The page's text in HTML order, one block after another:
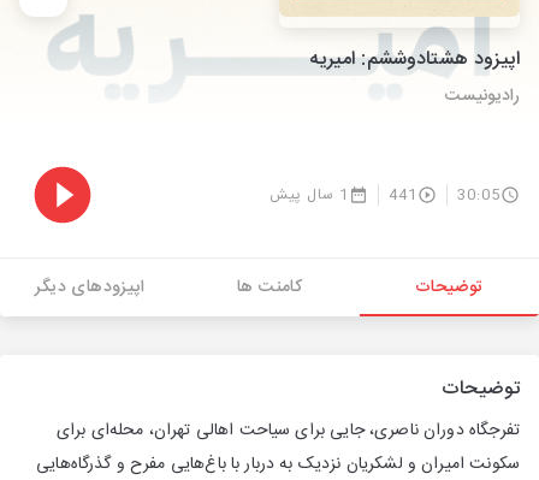
اپیزود هشتادوششم: امیریه
رادیونیست
30:05
441 1 سال پیش
توضیحات کامنت ها اپیزودهای دیگر
توضیحات
تفرجگاه دوران ناصری، جایی برای سیاحت اهالی تهران، محله‌ای برای
سکونت امیران و لشکریان نزدیک به دربار با باغ‌هایی مفرح و گذرگاه‌هایی